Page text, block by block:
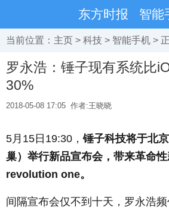
东方时报 智能
当前位置： 主页 > 科技 > 智能手机 >
罗永浩：锤子现有系统比
30%
2018-05-08 17:05 作者:王晓晓
5月15日19:30，锤子科技将于北
巢）举行新品宣布会，带来革命
revolution one。
间隔宣布会仅不到十天，罗永浩